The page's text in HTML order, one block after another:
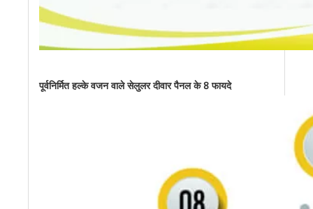
पूर्वनिर्मित हल्के वजन वाले सेलुलर दीवार पैनल के 8 फायदे